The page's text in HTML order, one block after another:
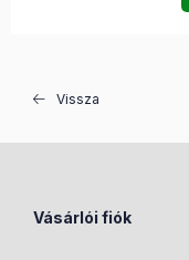
Vissza
Vásárlói fiók